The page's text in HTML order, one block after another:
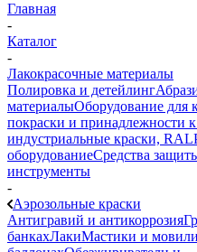
Главная
-
Каталог
-
Лакокрасочные материалы
Полировка и детейлинг
материалыОборудование для
покраски и принадлежности
индустриальные краски, RAL
оборудованиеСредства
инструменты
-
Аэрозольные краски
Антигравий и антикоррозия
банкахЛакиМастики и мовили